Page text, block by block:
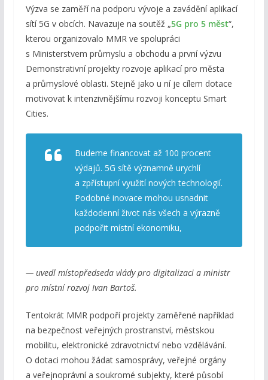
Výzva se zaměří na podporu vývoje a zavádění aplikací
sítí 5G v obcích. Navazuje na soutěž „5G pro 5 měst“,
kterou organizovalo MMR ve spolupráci
s Ministerstvem průmyslu a obchodu a první výzvu
Demonstrativní projekty rozvoje aplikací pro města
a průmyslové oblasti. Stejně jako u ní je cílem dotace
motivovat k intenzivnějšímu rozvoji konceptu Smart
Cities.
Budeme financovat až 100 procent
výdajů. 5G sítě významně urychlí
a zpřístupní využití nových technologií.
Podobné inovace mohou usnadnit
každodenní život nás všech a výrazně
podpořit místní ekonomiku,
— uvedl místopředseda vlády pro digitalizaci a ministr
pro místní rozvoj Ivan Bartoš.
Tentokrát MMR podpoří projekty zaměřené například
na bezpečnost veřejných prostranství, městskou
mobilitu, elektronické zdravotnictví nebo vzdělávání.
O dotaci mohou žádat samosprávy, veřejné orgány
a veřejnoprávní a soukromé subjekty, které působí